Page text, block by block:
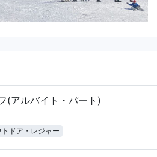
(アルバイト・パート)
トドア・レジャー